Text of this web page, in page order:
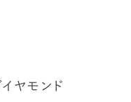
ヤモンド